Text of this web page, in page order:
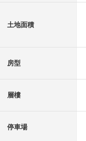
土地面積
房型
層樓
停車場